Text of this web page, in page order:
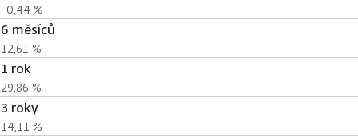
-0,44 %
6 měsíců
12,61 %
1 rok
29,86 %
3 roky
14,11 %